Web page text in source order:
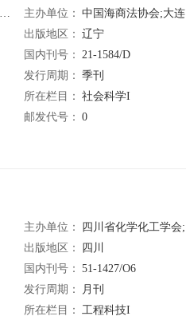
主办单位： 中国海商法协会;大连海事大学;大连海事大学出版社有限责任公司
出版地区： 辽宁
国内刊号： 21-1584/D
发行周期： 季刊
所在栏目： 社会科学I
邮发代号： 0
主办单位：
四川省化学化工学会;中国科学院成都有机化学研究所
出版地区：
四川
国内刊号： 51-1427/O6
发行周期：
月刊
所在栏目： 工程科技I